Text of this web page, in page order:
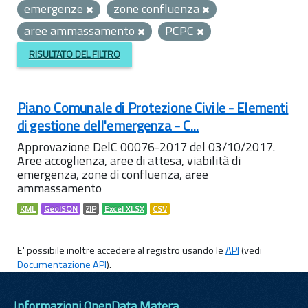
emergenze
zone confluenza
aree ammassamento
PCPC
RISULTATO DEL FILTRO
Piano Comunale di Protezione Civile - Elementi
di gestione dell'emergenza - C...
Approvazione DelC 00076-2017 del 03/10/2017.
Aree accoglienza, aree di attesa, viabilità di
emergenza, zone di confluenza, aree
ammassamento
KML GeoJSON ZIP Excel XLSX CSV
E' possibile inoltre accedere al registro usando leAPI(vedi
Documentazione API).